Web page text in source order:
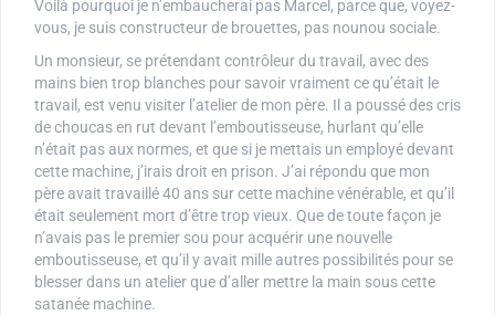
Voilà pourquoi je n’embaucherai pas Marcel, parce que, voyez-
vous, je suis constructeur de brouettes, pas nounou sociale.
Un monsieur, se prétendant contrôleur du travail, avec des
mains bien trop blanches pour savoir vraiment ce qu’était le
travail, est venu visiter l’atelier de mon père. Il a poussé des cris
de choucas en rut devant l’emboutisseuse, hurlant qu’elle
n’était pas aux normes, et que si je mettais un employé devant
cette machine, j’irais droit en prison. J’ai répondu que mon
père avait travaillé 40 ans sur cette machine vénérable, et qu’il
était seulement mort d’être trop vieux. Que de toute façon je
n’avais pas le premier sou pour acquérir une nouvelle
emboutisseuse, et qu’il y avait mille autres possibilités pour se
blesser dans un atelier que d’aller mettre la main sous cette
satanée machine.